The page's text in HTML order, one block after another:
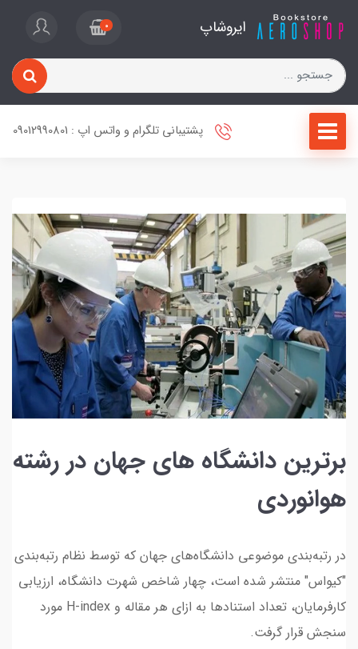
ایروشاپ 0
پشتیبانی تلگرام و واتس اپ : 09012990801
برترین دانشگاه های جهان در رشته
هوانوردی
در رتبه‌بندی موضوعی دانشگاه‌های جهان که توسط نظام رتبه‌بندی
"کیواس" منتشر شده است، چهار شاخص شهرت دانشگاه، ارزیابی
کارفرمایان، تعداد استنادها به ازای هر مقاله و H-index مورد
سنجش قرار گرفت.